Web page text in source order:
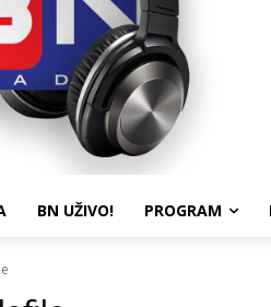
BN UŽIVO! PROGRAM